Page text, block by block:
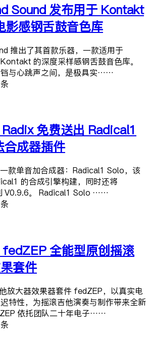
Sound 发布用于 Kontakt
影感钢舌鼓音色库
推出了其首款乐器，一款适用于
的深度采样感钢舌鼓音色库。
与心跳声之间，是极具实……
免费送出 Radical1
合成器插件
款单音加合成器：Radical1 Solo，该
的合成引擎构建，同时还将
V0.9.6。 Radical1 Solo ……
全能型原创摇滚
套件
放大器效果器套件 fedZEP，以真实电
特性，为摇滚吉他演奏与制作带来全新
依托团队二十年电子……